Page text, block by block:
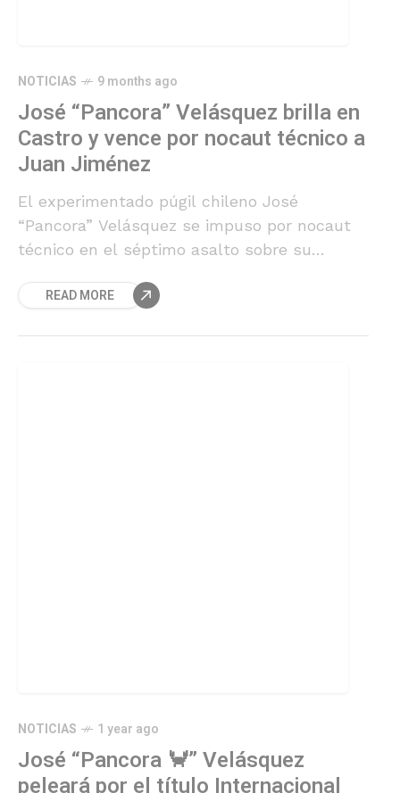
NOTICIAS 9 months ago
José “Pancora” Velásquez brilla en
Castro y vence por nocaut técnico a
Juan Jiménez
El experimentado púgil chileno José
“Pancora” Velásquez se impuso por nocaut
técnico en el séptimo asalto sobre su
velada disputada en el Gimnasio Fiscal de
READ MORE
NOTICIAS 1 year ago
José “Pancora 🦀” Velásquez
peleará por el título Internacional